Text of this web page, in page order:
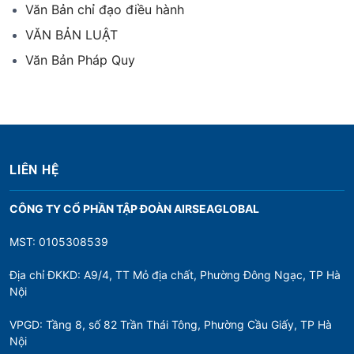
Văn Bản chỉ đạo điều hành
VĂN BẢN LUẬT
Văn Bản Pháp Quy
LIÊN HỆ
CÔNG TY CỔ PHẦN TẬP ĐOÀN AIRSEAGLOBAL
MST: 0105308539
Địa chỉ ĐKKD: A9/4, TT Mỏ địa chất, Phường Đông Ngạc, TP Hà
Nội
VPGD: Tầng 8, số 82 Trần Thái Tông, Phường Cầu Giấy, TP Hà
Nội